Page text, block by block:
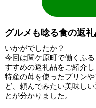
グルメも唸る食の返
いかがでしたか？
今回は関ケ原町で働くふ
すすめの返礼品をご紹介し
特産の苺を使ったプリン
ど、頼んでみたい美味し
とが分かりました。